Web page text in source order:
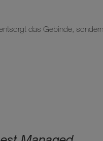
das Gebinde,